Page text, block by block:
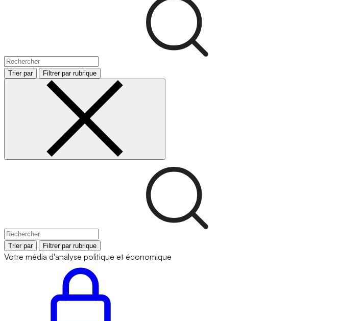
Trier par Filtrer par rubrique
Trier par Filtrer par rubrique
Votre média d'analyse politique et économique